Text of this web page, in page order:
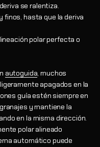
se ralentiza.
finos, hasta que la deriva
polar perfecta o
autoguida, muchos
apagados en la
guía estén siempre en
y mantiene la
en la misma dirección.
polar alineado
automático puede